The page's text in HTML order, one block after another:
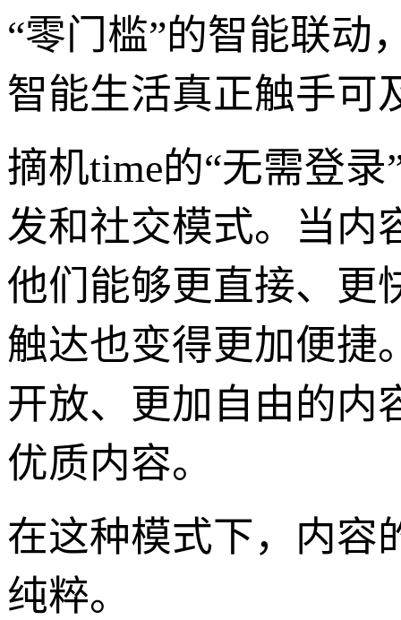
“零门槛”的智能联动
智能生活真正触手可
摘机time的“无需登
发和社交模式。当内
他们能够更直接、更
触达也变得更加便捷
开放、更加自由的内
优质内容。
在这种模式下，内容
纯粹。